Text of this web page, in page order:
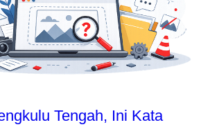
Tengah, Ini Kata